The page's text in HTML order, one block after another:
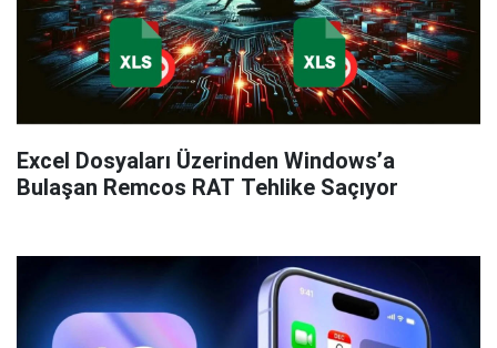
Excel Dosyaları Üzerinden Windows’a
Bulaşan Remcos RAT Tehlike Saçıyor